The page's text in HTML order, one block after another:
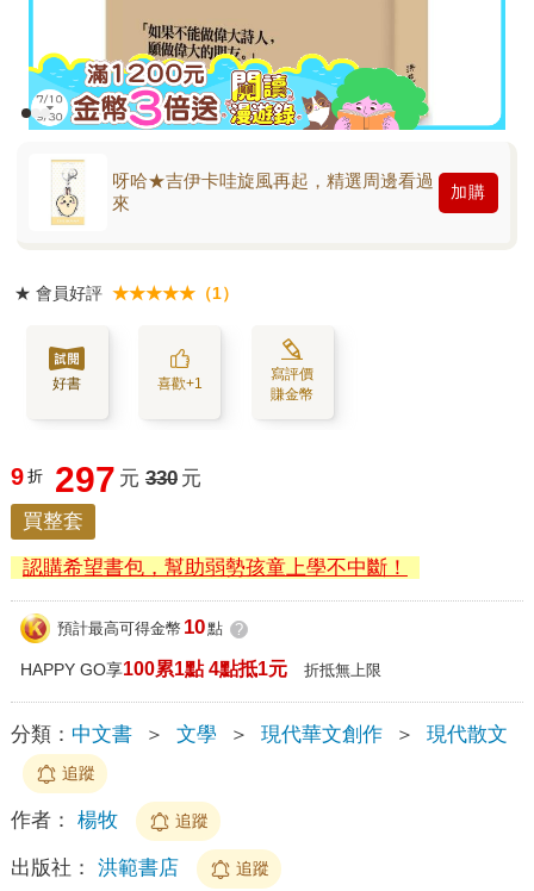
呀哈★吉伊卡哇旋風再起，精選周邊看過
來
加購
★ 會員好評 ★★★★★（1）
好書 喜歡+1
寫評價
賺金幣
9 折 297 元 330 元
買整套
認購希望書包，幫助弱勢孩童上學不中斷！
預計最高可得金幣 10點 ?
HAPPY GO享100累1點 4點抵1元 折抵無上限
分類： 中文書 ＞ 文學 ＞ 現代華文創作 ＞ 現代散文
追蹤
作者： 楊牧 追蹤
出版社： 洪範書店 追蹤